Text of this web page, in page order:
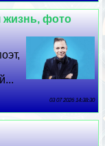
жизнь, фото
03 07 2026 14:38:30